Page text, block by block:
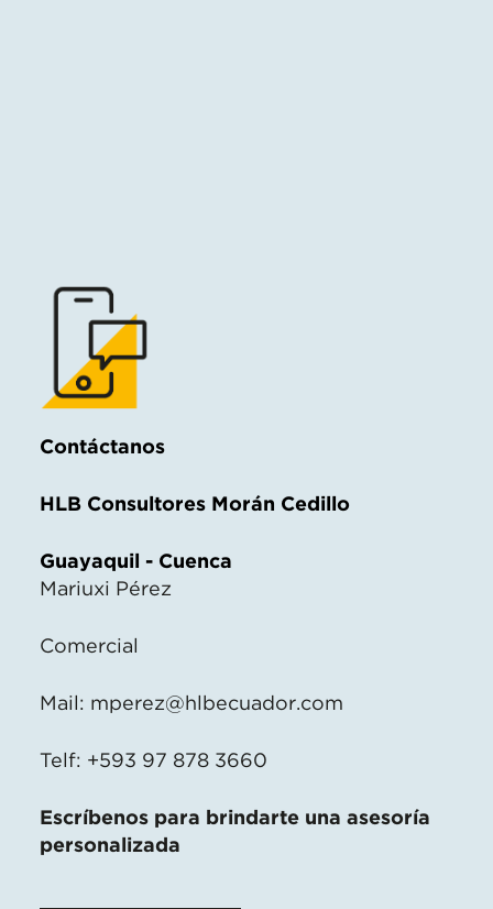
Contáctanos
HLB Consultores Morán Cedillo
Guayaquil - Cuenca
Mariuxi Pérez
Comercial
Mail: mperez@hlbecuador.com
Telf: +593 97 878 3660
Escríbenos para brindarte una asesoría
personalizada